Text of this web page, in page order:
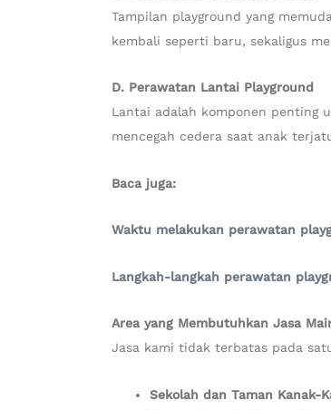
Tampilan playground yang
kembali seperti baru, sekaligus
D. Perawatan Lantai Playground
Lantai adalah komponen penting
mencegah cedera saat anak
Baca juga:
Waktu melakukan perawatan
Langkah-langkah perawatan
Area yang Membutuhkan Jasa
Jasa kami tidak terbatas pada
Sekolah dan Taman Kanak-